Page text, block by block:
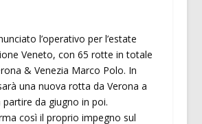
l’operativo per l’estate
Veneto, con 65 rotte in totale
& Venezia Marco Polo. In
una nuova rotta da Verona a
da giugno in poi.
così il proprio impegno sul